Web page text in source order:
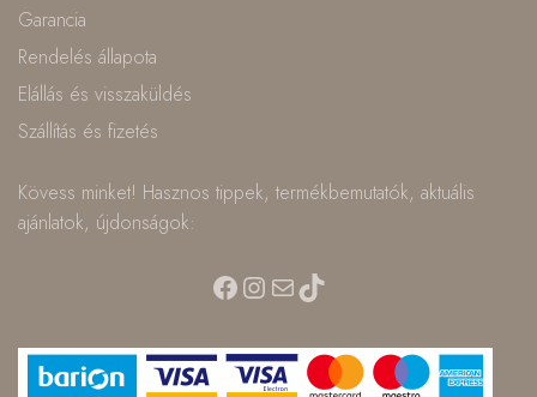
Garancia
Rendelés állapota
Elállás és visszaküldés
Szállítás és fizetés
Kövess minket! Hasznos tippek, termékbemutatók, aktuális
ajánlatok, újdonságok:
Facebook
Instagram
MailTikTok